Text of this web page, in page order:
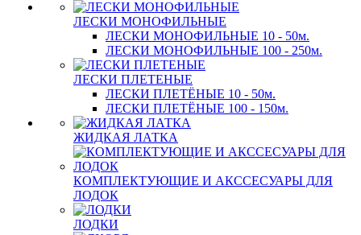
ЛЕСКИ МОНОФИЛЬНЫЕ
ЛЕСКИ МОНОФИЛЬНЫЕ 10 - 50м.
ЛЕСКИ МОНОФИЛЬНЫЕ 100 - 250м.
ЛЕСКИ ПЛЕТЕНЫЕ
ЛЕСКИ ПЛЕТЁНЫЕ 10 - 50м.
ЛЕСКИ ПЛЕТЁНЫЕ 100 - 150м.
ЖИДКАЯ ЛАТКА
КОМПЛЕКТУЮЩИЕ И АКССЕСУАРЫ ДЛЯ
ЛОДОК
ЛОДКИ